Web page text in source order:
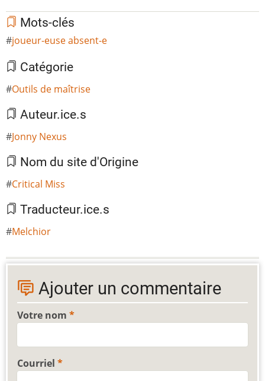
Mots-clés
joueur-euse absent-e
Catégorie
Outils de maîtrise
Auteur.ice.s
Jonny Nexus
Nom du site d'Origine
Critical Miss
Traducteur.ice.s
Melchior
Ajouter un commentaire
Votre nom
Courriel